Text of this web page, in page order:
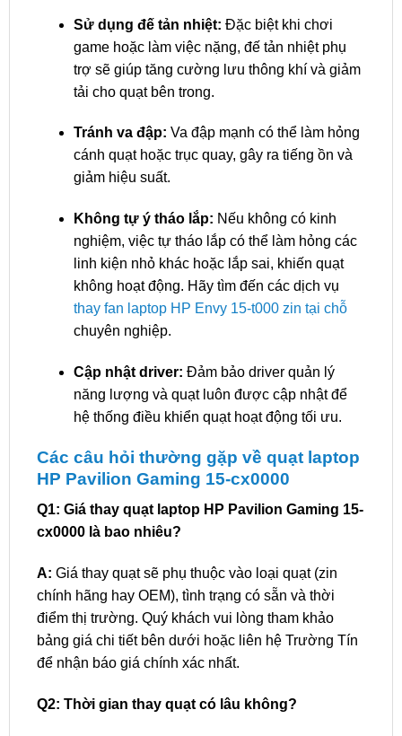
Sử dụng đế tản nhiệt: Đặc biệt khi chơi
game hoặc làm việc nặng, đế tản nhiệt phụ
trợ sẽ giúp tăng cường lưu thông khí và giảm
tải cho quạt bên trong.
Tránh va đập: Va đập mạnh có thể làm hỏng
cánh quạt hoặc trục quay, gây ra tiếng ồn và
giảm hiệu suất.
Không tự ý tháo lắp: Nếu không có kinh
nghiệm, việc tự tháo lắp có thể làm hỏng các
linh kiện nhỏ khác hoặc lắp sai, khiến quạt
không hoạt động. Hãy tìm đến các dịch vụ
thay fan laptop HP Envy 15-t000 zin tại chỗ
chuyên nghiệp.
Cập nhật driver: Đảm bảo driver quản lý
năng lượng và quạt luôn được cập nhật để
hệ thống điều khiển quạt hoạt động tối ưu.
Các câu hỏi thường gặp về quạt laptop
HP Pavilion Gaming 15-cx0000
Q1: Giá thay quạt laptop HP Pavilion Gaming 15-
cx0000 là bao nhiêu?
A: Giá thay quạt sẽ phụ thuộc vào loại quạt (zin
chính hãng hay OEM), tình trạng có sẵn và thời
điểm thị trường. Quý khách vui lòng tham khảo
bảng giá chi tiết bên dưới hoặc liên hệ Trường Tín
để nhận báo giá chính xác nhất.
Q2: Thời gian thay quạt có lâu không?